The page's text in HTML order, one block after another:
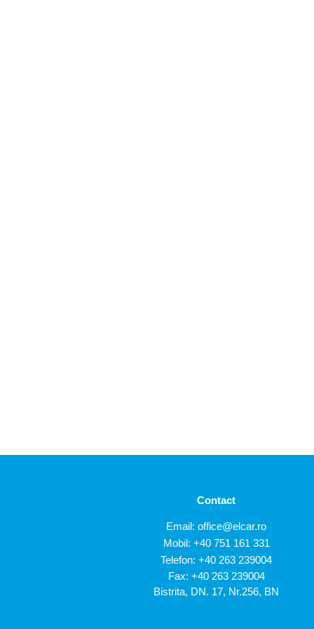
Contact
Email: office@elcar.ro
Mobil: +40 751 161 331
Telefon: +40 263 239004
Fax: +40 263 239004
Bistrita, DN. 17, Nr.256, BN